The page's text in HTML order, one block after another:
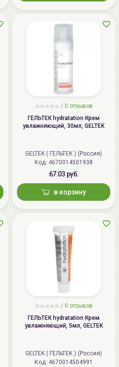
/ 0 отзывов
ГЕЛЬТЕК hydratation Крем
увлажняющий, 30мл, GELTEK
GELTEK ( ГЕЛЬТЕК ) (Россия)
Код: 4670014501938
67.03 руб.
в корзину
/ 0 отзывов
ГЕЛЬТЕК hydratation Крем
увлажняющий, 5мл, GELTEK
GELTEK ( ГЕЛЬТЕК ) (Россия)
Код: 4670014504991